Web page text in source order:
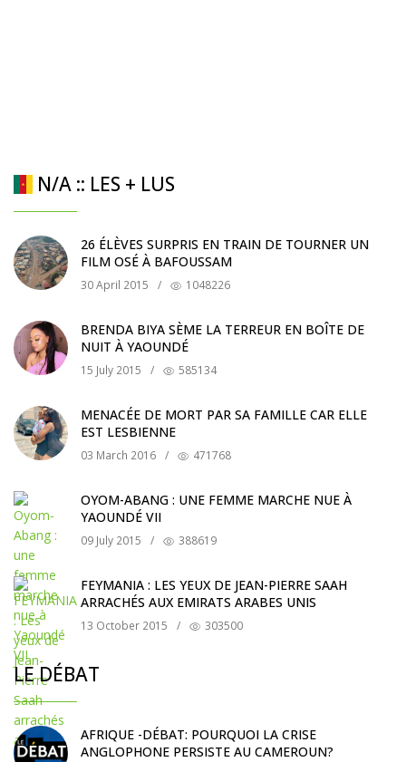
N/A :: LES + LUS
26 ÉLÈVES SURPRIS EN TRAIN DE TOURNER UN
FILM OSÉ À BAFOUSSAM
30 April 2015 / 1048226
BRENDA BIYA SÈME LA TERREUR EN BOÎTE DE
NUIT À YAOUNDÉ
15 July 2015 / 585134
MENACÉE DE MORT PAR SA FAMILLE CAR ELLE
EST LESBIENNE
03 March 2016 / 471768
OYOM-ABANG : UNE FEMME MARCHE NUE À
YAOUNDÉ VII
09 July 2015 / 388619
FEYMANIA : LES YEUX DE JEAN-PIERRE SAAH
ARRACHÉS AUX EMIRATS ARABES UNIS
13 October 2015 / 303500
LE DÉBAT
AFRIQUE -DÉBAT: POURQUOI LA CRISE
ANGLOPHONE PERSISTE AU CAMEROUN?